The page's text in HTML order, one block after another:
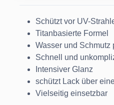
Schützt vor UV-
Titanbasierte Formel
Wasser und Schmutz
Schnell und
Intensiver Glanz
schützt Lack über
Vielseitig einsetzbar